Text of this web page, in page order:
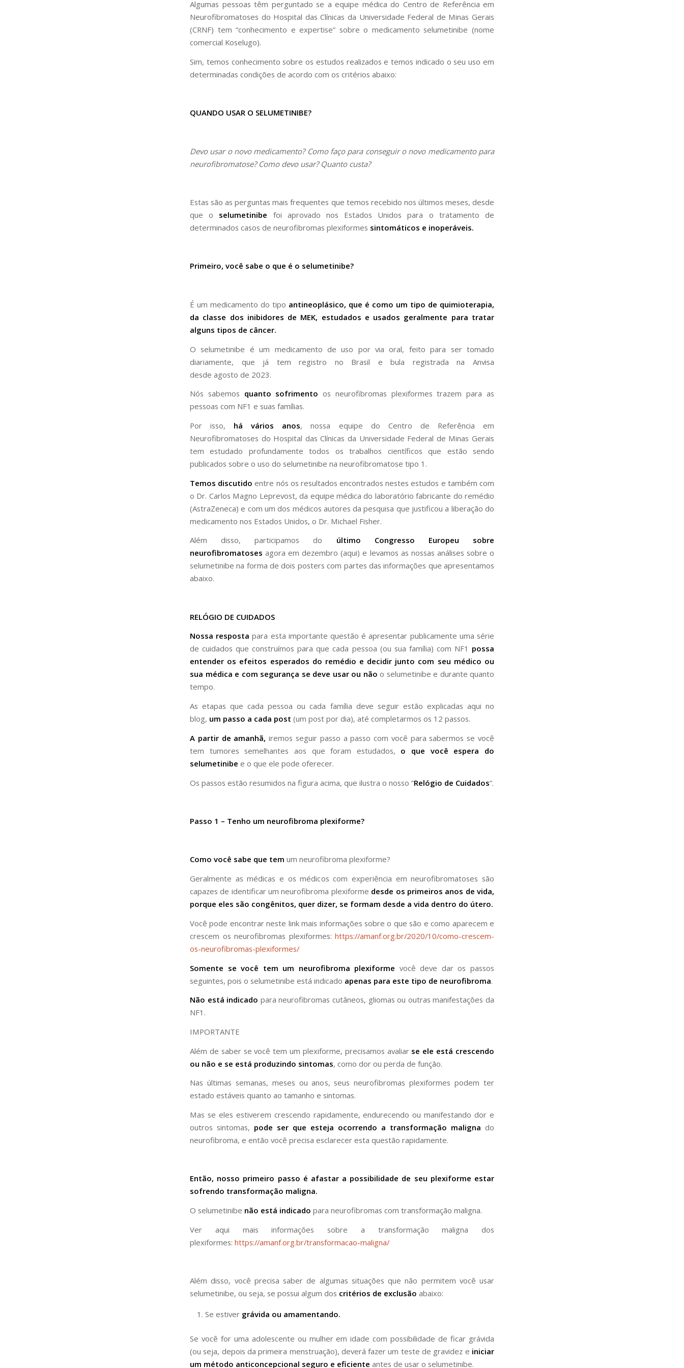
Algumas pessoas têm perguntado se a equipe médica do Centro de Referência em
Neurofibromatoses do Hospital das Clínicas da Universidade Federal de Minas Gerais
(CRNF) tem “conhecimento e expertise” sobre o medicamento selumetinibe (nome
comercial Koselugo).
Sim, temos conhecimento sobre os estudos realizados e temos indicado o seu uso em
determinadas condições de acordo com os critérios abaixo:
QUANDO USAR O SELUMETINIBE?
Devo usar o novo medicamento? Como faço para conseguir o novo medicamento para
neurofibromatose? Como devo usar? Quanto custa?
Estas são as perguntas mais frequentes que temos recebido nos últimos meses, desde
que o selumetinibe foi aprovado nos Estados Unidos para o tratamento de
determinados casos de neurofibromas plexiformes sintomáticos e inoperáveis.
Primeiro, você sabe o que é o selumetinibe?
É um medicamento do tipo antineoplásico, que é como um tipo de quimioterapia,
da classe dos inibidores de MEK, estudados e usados geralmente para tratar
alguns tipos de câncer.
O selumetinibe é um medicamento de uso por via oral, feito para ser tomado
diariamente, que já tem registro no Brasil e bula registrada na Anvisa
desde agosto de 2023.
Nós sabemos quanto sofrimento os neurofibromas plexiformes trazem para as
pessoas com NF1 e suas famílias.
Por isso, há vários anos, nossa equipe do Centro de Referência em
Neurofibromatoses do Hospital das Clínicas da Universidade Federal de Minas Gerais
tem estudado profundamente todos os trabalhos científicos que estão sendo
publicados sobre o uso do selumetinibe na neurofibromatose tipo 1.
Temos discutido entre nós os resultados encontrados nestes estudos e também com
o Dr. Carlos Magno Leprevost, da equipe médica do laboratório fabricante do remédio
(AstraZeneca) e com um dos médicos autores da pesquisa que justificou a liberação do
medicamento nos Estados Unidos, o Dr. Michael Fisher.
Além disso, participamos do último Congresso Europeu sobre
neurofibromatoses agora em dezembro (aqui) e levamos as nossas análises sobre o
selumetinibe na forma de dois posters com partes das informações que apresentamos
abaixo.
RELÓGIO DE CUIDADOS
Nossa respostapara esta importante questão é apresentar publicamente uma série
de cuidados que construímos para que cada pessoa (ou sua família) com NF1 possa
entender os efeitos esperados do remédio e decidir junto com seu médico ou
sua médica e com segurança se deve usar ou não o selumetinibe e durante quanto
tempo.
As etapas que cada pessoa ou cada família deve seguir estão explicadas aqui no
blog, um passo a cada post (um post por dia), até completarmos os 12 passos.
A partir de amanhã, iremos seguir passo a passo com você para sabermos se você
tem tumores semelhantes aos que foram estudados, o que você espera do
selumetinibe e o que ele pode oferecer.
Os passos estão resumidos na figura acima, que ilustra o nosso “Relógio de Cuidados“.
Passo 1 – Tenho um neurofibroma plexiforme?
Como você sabe que tem um neurofibroma plexiforme?
Geralmente as médicas e os médicos com experiência em neurofibromatoses são
capazes de identificar um neurofibroma plexiforme desde os primeiros anos de vida,
porque eles são congênitos, quer dizer, se formam desde a vida dentro do útero.
Você pode encontrar neste link mais informações sobre o que são e como aparecem e
crescem os neurofibromas plexiformes: https://amanf.org.br/2020/10/como-crescem-
os-neurofibromas-plexiformes/
Somente se você tem um neurofibroma plexiforme você deve dar os passos
seguintes, pois o selumetinibe está indicado apenas para este tipo de neurofibroma.
Não está indicado para neurofibromas cutâneos, gliomas ou outras manifestações da
NF1.
IMPORTANTE
Além de saber se você tem um plexiforme, precisamos avaliarse ele está crescendo
ou não e se está produzindo sintomas, como dor ou perda de função.
Nas últimas semanas, meses ou anos, seus neurofibromas plexiformes podem ter
estado estáveis quanto ao tamanho e sintomas.
Mas se eles estiverem crescendo rapidamente, endurecendo ou manifestando dor e
outros sintomas, pode ser que esteja ocorrendo a transformação maligna do
neurofibroma, e então você precisa esclarecer esta questão rapidamente.
Então, nosso primeiro passo é afastar a possibilidade de seu plexiforme estar
sofrendo transformação maligna.
O selumetinibe não está indicado para neurofibromas com transformação maligna.
Ver aqui mais informações sobre a transformação maligna dos
plexiformes: https://amanf.org.br/transformacao-maligna/
Além disso, você precisa saber de algumas situações que não permitem você usar
selumetinibe, ou seja, se possui algum dos critérios de exclusão abaixo:
Se estiver grávida ou amamentando.
Se você for uma adolescente ou mulher em idade com possibilidade de ficar grávida
(ou seja, depois da primeira menstruação), deverá fazer um teste de gravidez e iniciar
um método anticoncepcional seguro e eficiente antes de usar o selumetinibe.